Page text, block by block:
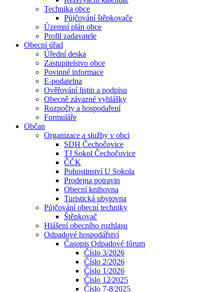
Technika obce
Půjčování štěpkovače
Územní plán obce
Profil zadavatele
Obecní úřad
Úřední deska
Zastupitelstvo obce
Povinné informace
E-podatelna
Ověřování listin a podpisu
Obecně závazné vyhlášky
Rozpočty a hospodaření
Formuláře
Občan
Organizace a služby v obci
SDH Čechočovice
TJ Sokol Čechočovice
ČČK
Pohostinství U Sokola
Prodejna potravin
Obecní knihovna
Turistická ubytovna
Půjčování obecní techniky
Štěpkovač
Hlášení obecního rozhlasu
Odpadové hospodářství
Časopis Odpadové fórum
Číslo 3/2026
Číslo 2/2026
Číslo 1/2026
Číslo 12⁄2025
Číslo 7-8⁄2025